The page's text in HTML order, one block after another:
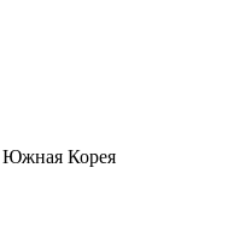
Южная Корея